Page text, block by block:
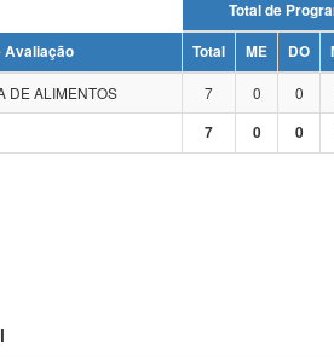
Avaliação Total ME DO
DE ALIMENTOS 7 0 0
7 0 0